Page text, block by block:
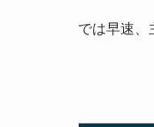
では早速、